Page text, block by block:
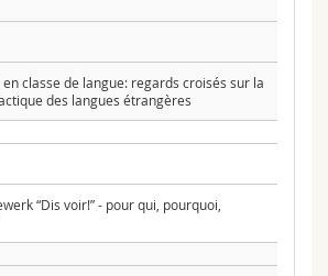
en classe de langue: regards croisés sur la
des langues étrangères
“Dis voir!” - pour qui, pourquoi,